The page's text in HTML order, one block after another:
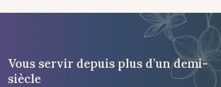
Vous servir depuis plus d’un demi-
siècle